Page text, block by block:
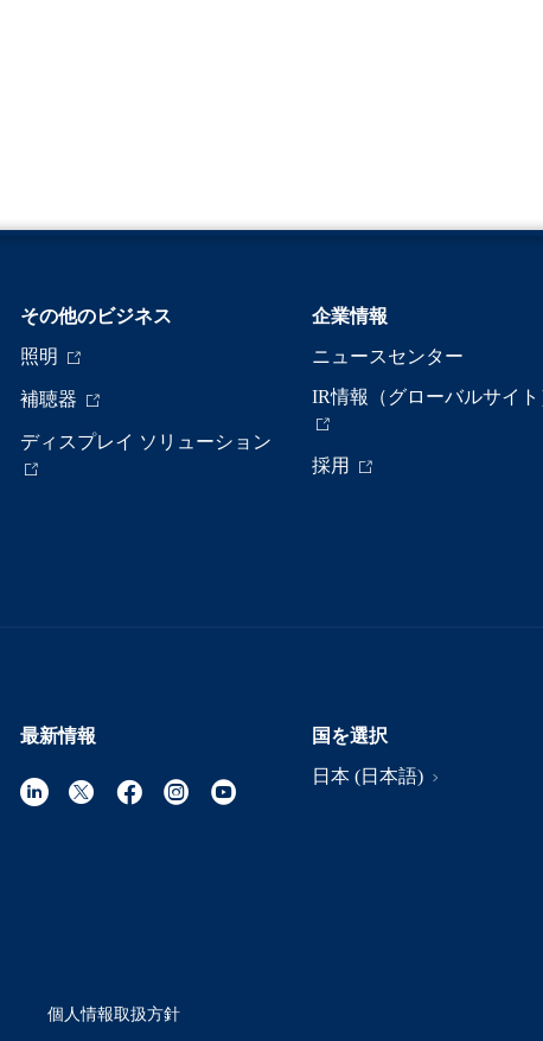
その他のビジネス
照明
補聴器
ディスプレイ ソリューション
企業情報
ニュースセンター
IR情報（グローバルサイト
採用
最新情報
国を選択
日本 (日本語)
個人情報取扱方針